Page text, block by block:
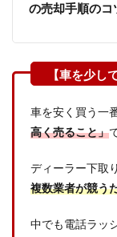
の売却手順のコ
車を安く買う一
高く売ること」
ディーラー下取
複数業者が競う
中でも電話ラッ